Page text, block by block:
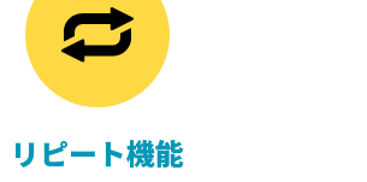
リピート機能